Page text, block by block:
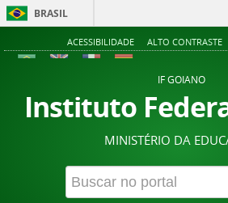
BRASIL
ACESSIBILIDADE ALTO CONTRASTE
IF GOIANO
Instituto
MINISTÉRIO DA